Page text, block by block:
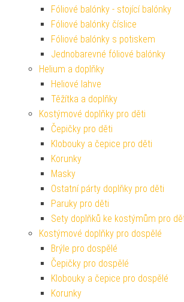
Fóliové balónky - stojící balónky
Fóliové balónky číslice
Fóliové balónky s potiskem
Jednobarevné fóliové balónky
Helium a doplňky
Heliové lahve
Těžítka a doplňky
Kostýmové doplňky pro děti
Čepičky pro děti
Klobouky a čepice pro děti
Korunky
Masky
Ostatní párty doplňky pro děti
Paruky pro děti
Sety doplňků ke kostýmům pro
Kostýmové doplňky pro dospělé
Brýle pro dospělé
Čepičky pro dospělé
Klobouky a čepice pro dospělé
Korunky